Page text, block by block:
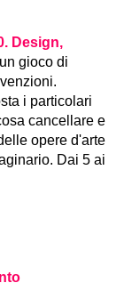
Design,
gioco di
i particolari
cancellare e
opere d'arte
Dai 5 ai